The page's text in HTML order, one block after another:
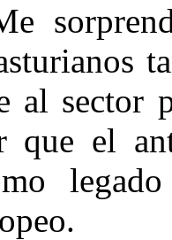
al sector
que el